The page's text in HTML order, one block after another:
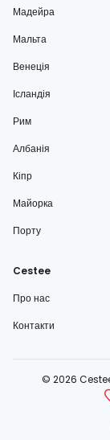
Мадейра
Мальта
Венеція
Ісландія
Рим
Албанія
Кіпр
Майорка
Порту
Cestee
Про нас
Контакти
© 2026